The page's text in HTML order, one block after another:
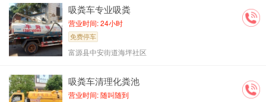
吸粪车专业吸粪
营业时间: 24小时
免费停车
富源县中安街道海坪社区
吸粪车清理化粪池
营业时间: 随叫随到